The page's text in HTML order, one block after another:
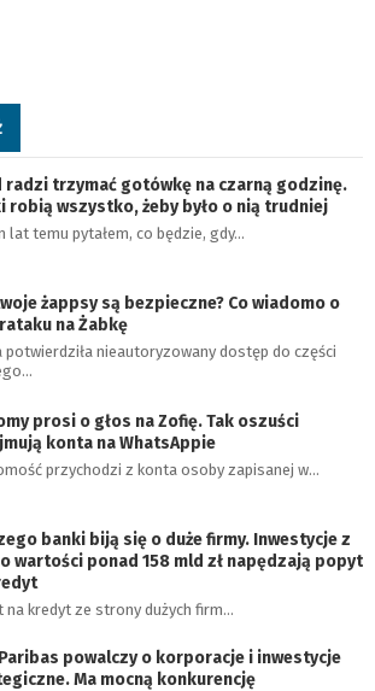
radzi trzymać gotówkę na czarną godzinę.
robią wszystko, żeby było o nią trudniej
lat temu pytałem, co będzie, gdy…
żappsy są bezpieczne? Co wiadomo o
na Żabkę
potwierdziła nieautoryzowany dostęp do części
prosi o głos na Zofię. Tak oszuści
konta na WhatsAppie
przychodzi z konta osoby zapisanej w…
banki biją się o duże firmy. Inwestycje z
o wartości ponad 158 mld zł napędzają popyt
na kredyt ze strony dużych firm…
Paribas powalczy o korporacje i inwestycje
Ma mocną konkurencję